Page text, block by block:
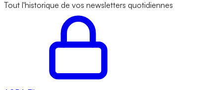
Tout l'historique de vos newsletters quotidiennes